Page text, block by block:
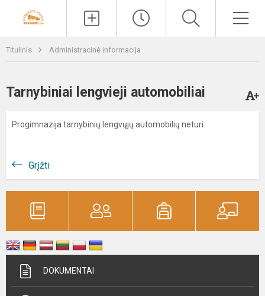
Titulinis Administracinė informacija
Tarnybiniai lengvieji automobiliai
Progimnazija tarnybinių lengvųjų automobilių neturi.
Grįžti
DOKUMENTAI